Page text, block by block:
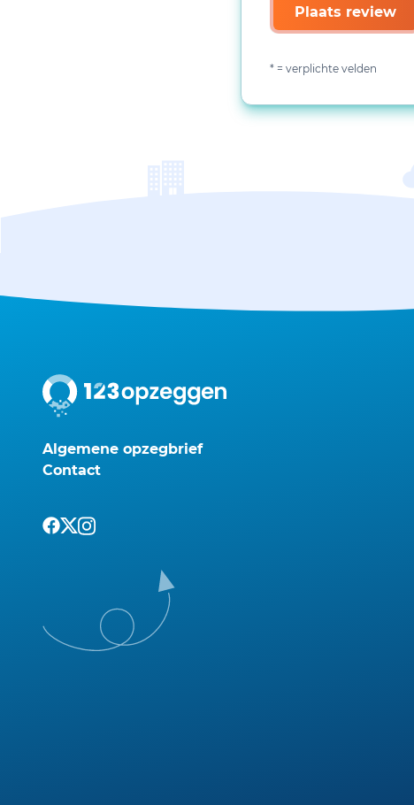
Plaats review
* = verplichte velden
Algemene opzegbrief
Contact